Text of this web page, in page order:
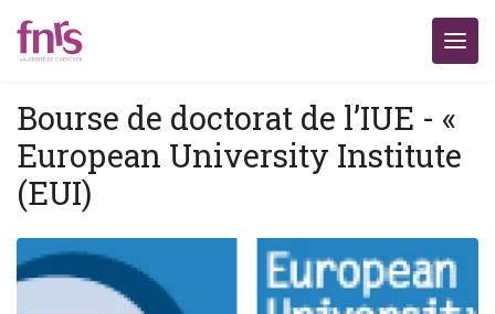
Bourse de doctorat de l’IUE - «
European University Institute
(EUI)